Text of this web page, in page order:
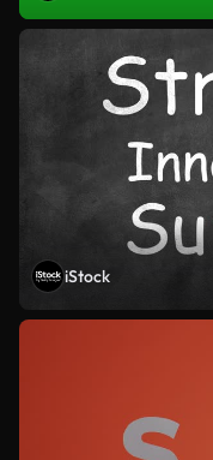
iStock